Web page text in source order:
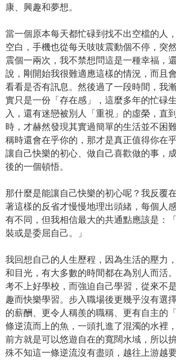
康、興趣和夢想。
當一個原本每天都忙碌到找不出空檔的人
空白，手機也從每天吱吱震動個不停，突
震個一兩次，我不禁想問這是一種幸福，
說，剛開始我很難適應這樣的情況，而且
看看是否有訊息。然後過了一段時間，我
實只是一份「存在感」，這麼多年的忙碌
入，還有迷戀被別人「重視」的虛榮，直
時，才赫然發現其實過簡單的生活並不困
稱時還會在乎你的，那才是真正值得你在
讓自己快樂的初心、做自己喜歡做的事，
後的一個頓悟。
那什麼是能讓自己快樂的初心呢？我反覆
著這樣的反省才慢慢地理出頭緒，每個人
有不同，但我相信最大的共通點應該是：
裝或是委屈自己。」
我回想自己的人生歷程，因為生活的壓力
和目光，有大多數的時間都在為別人而活
考不上好學校，而強迫自己學習，從來不
趣而快樂學習。步入職場後更幾乎沒有選
的薪酬、更令人稱羨的職稱、更有自主
條逆流而上的魚，一頭扎進了混濁的水裡
前方就是可以悠遊自在的寬闊水域，所以
殊不知這一條逆流沒有盡頭，越往上游越